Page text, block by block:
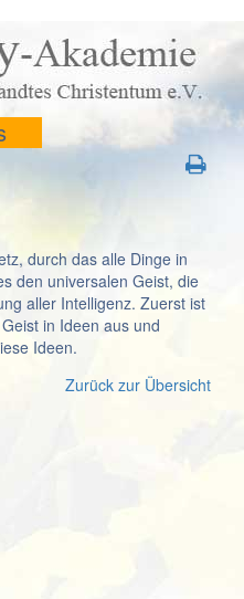
durch das alle Dinge in
den universalen Geist, die
aller Intelligenz. Zuerst ist
in Ideen aus und
Ideen.
Zurück zur Übersicht